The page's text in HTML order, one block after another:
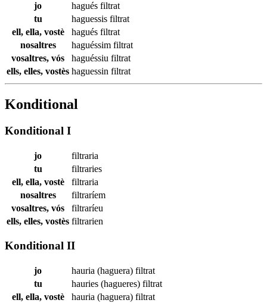
jo hagués filtrat
tu
haguessis filtrat
ell, ella, vostè
hagués filtrat
nosaltres
haguéssim filtrat
vosaltres, vós
haguéssiu filtrat
ells, elles, vostès haguessin filtrat
Konditional
Konditional I
jo
filtraria
tu
filtraries
ell, ella, vostè
filtraria
nosaltres
filtraríem
vosaltres, vós
filtraríeu
ells, elles, vostès filtrarien
Konditional II
jo hauria (haguera) filtrat
tu
hauries (hagueres) filtrat
ell, ella, vostè
hauria (haguera) filtrat